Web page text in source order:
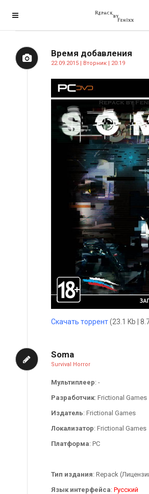
Время добавления
22.09.2015 | Вторник | 20:19
Скачать торрент(23.1 Kb |
Soma
Survival Horror
Мультиплеер: -
Разработчик: Frictional Games
Издатель: Frictional Games
Локализатор: Frictional Games
Платформа: PC
Тип издания: Repack
Язык интерфейса: Русский